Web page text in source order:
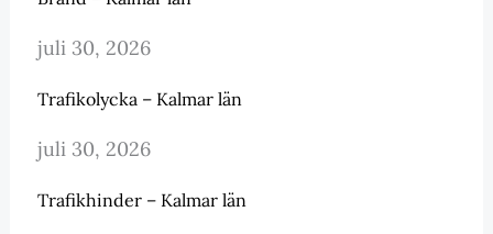
juli 30, 2026
Trafikolycka – Kalmar län
juli 30, 2026
Trafikhinder – Kalmar län